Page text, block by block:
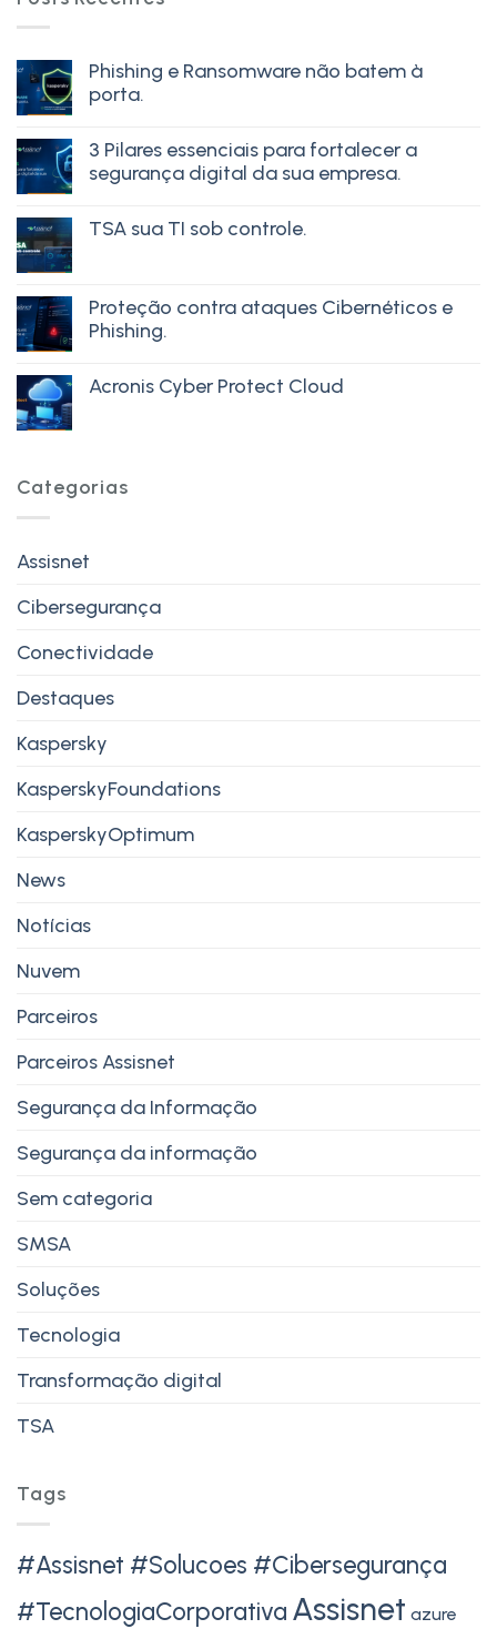
Phishing e Ransomware não batem à
porta.
3 Pilares essenciais para fortalecer a
segurança digital da sua empresa.
TSA sua TI sob controle.
Proteção contra ataques Cibernéticos e
Phishing.
Acronis Cyber Protect Cloud
Categorias
Assisnet
Cibersegurança
Conectividade
Destaques
Kaspersky
KasperskyFoundations
KasperskyOptimum
News
Notícias
Nuvem
Parceiros
Parceiros Assisnet
Segurança da Informação
Segurança da informação
Sem categoria
SMSA
Soluções
Tecnologia
Transformação digital
TSA
Tags
#Assisnet #Solucoes #Cibersegurança
#TecnologiaCorporativa Assisnet azure